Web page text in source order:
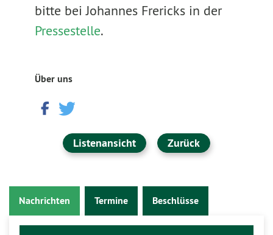
bitte bei Johannes Frericks in der
Pressestelle.
Über uns
Listenansicht Zurück
Nachrichten Termine Beschlüsse